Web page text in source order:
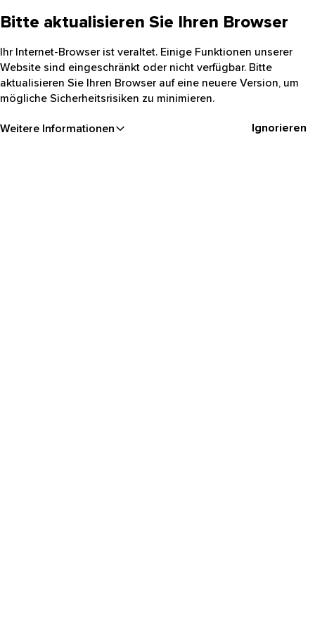
Bitte aktualisieren Sie Ihren Browser
Ihr Internet-Browser ist veraltet. Einige Funktionen unserer
Website sind eingeschränkt oder nicht verfügbar. Bitte
aktualisieren Sie Ihren Browser auf eine neuere Version, um
mögliche Sicherheitsrisiken zu minimieren.
Weitere Informationen Ignorieren